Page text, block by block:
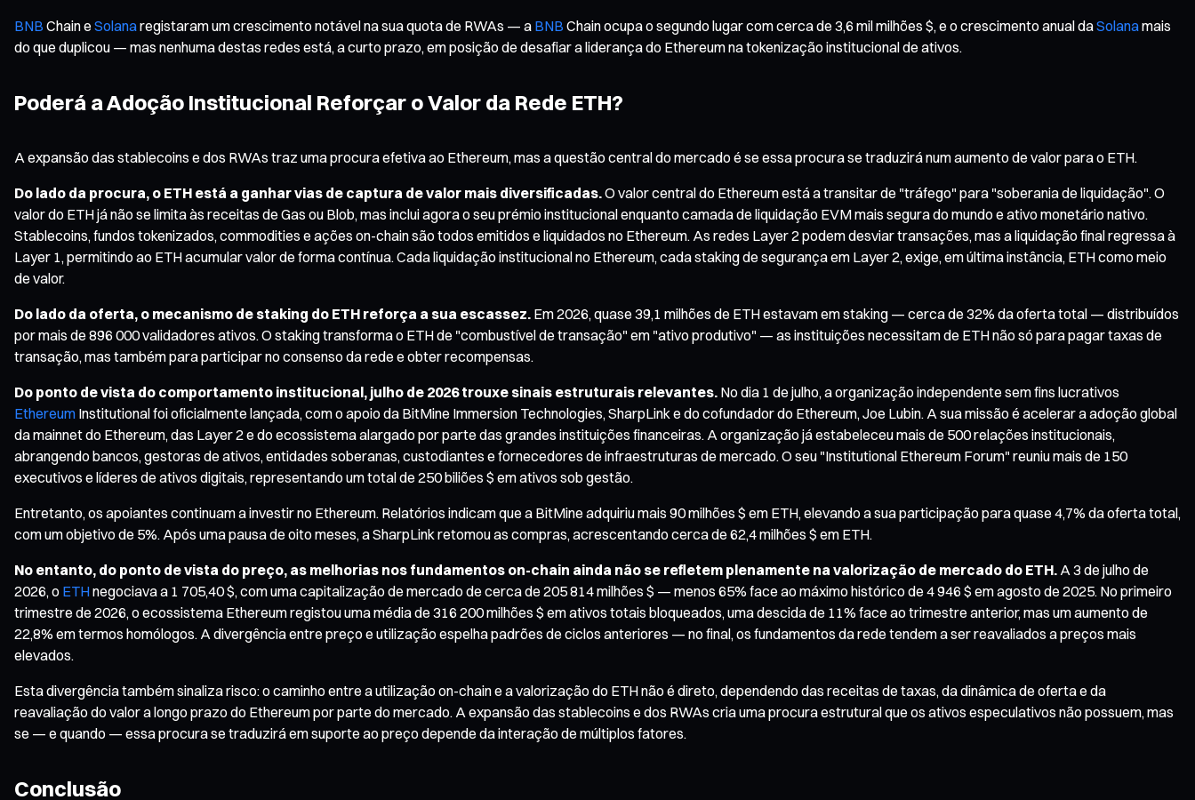
BNB Chain e Solanaregistaram um crescimento notável na sua quota de RWAs — a BNB Chain ocupa o segundo lugar com cerca de 3,6 mil milhões $, e o crescimento anual daSolanamais
do que duplicou — mas nenhuma destas redes está, a curto prazo, em posição de desafiar a liderança do Ethereum na tokenização institucional de ativos.
Poderá a Adoção Institucional Reforçar o Valor da Rede ETH?
A expansão das stablecoins e dos RWAs traz uma procura efetiva ao Ethereum, mas a questão central do mercado é se essa procura se traduzirá num aumento de valor para o ETH.
Do lado da procura, o ETH está a ganhar vias de captura de valor mais diversificadas.O valor central do Ethereum está a transitar de "tráfego" para "soberania de liquidação". O
valor do ETH já não se limita às receitas de Gas ou Blob, mas inclui agora o seu prémio institucional enquanto camada de liquidação EVM mais segura do mundo e ativo monetário nativo.
Stablecoins, fundos tokenizados, commodities e ações on-chain são todos emitidos e liquidados no Ethereum. As redes Layer 2 podem desviar transações, mas a liquidação final regressa à
Layer 1, permitindo ao ETH acumular valor de forma contínua. Cada liquidação institucional no Ethereum, cada staking de segurança em Layer 2, exige, em última instância, ETH como meio
de valor.
Do lado da oferta, o mecanismo de staking do ETH reforça a sua escassez. Em 2026, quase 39,1 milhões de ETH estavam em staking — cerca de 32% da oferta total — distribuídos
por mais de 896 000 validadores ativos. O staking transforma o ETH de "combustível de transação" em "ativo produtivo" — as instituições necessitam de ETH não só para pagar taxas de
transação, mas também para participar no consenso da rede e obter recompensas.
Do ponto de vista do comportamento institucional, julho de 2026 trouxe sinais estruturais relevantes. No dia 1 de julho, a organização independente sem fins lucrativos
Ethereum Institutional foi oficialmente lançada, com o apoio da BitMine Immersion Technologies, SharpLink e do cofundador do Ethereum, Joe Lubin. A sua missão é acelerar a adoção global
da mainnet do Ethereum, das Layer 2 e do ecossistema alargado por parte das grandes instituições financeiras. A organização já estabeleceu mais de 500 relações institucionais,
abrangendo bancos, gestoras de ativos, entidades soberanas, custodiantes e fornecedores de infraestruturas de mercado. O seu "Institutional Ethereum Forum" reuniu mais de 150
executivos e líderes de ativos digitais, representando um total de 250 biliões $ em ativos sob gestão.
Entretanto, os apoiantes continuam a investir no Ethereum. Relatórios indicam que a BitMine adquiriu mais 90 milhões $ em ETH, elevando a sua participação para quase 4,7% da oferta total,
com um objetivo de 5%. Após uma pausa de oito meses, a SharpLink retomou as compras, acrescentando cerca de 62,4 milhões $ em ETH.
No entanto, do ponto de vista do preço, as melhorias nos fundamentos on-chain ainda não se refletem plenamente na valorização de mercado do ETH. A 3 de julho de
2026, o ETHnegociava a 1 705,40 $, com uma capitalização de mercado de cerca de 205 814 milhões $ — menos 65% face ao máximo histórico de 4 946 $ em agosto de 2025. No primeiro
trimestre de 2026, o ecossistema Ethereum registou uma média de 316 200 milhões $ em ativos totais bloqueados, uma descida de 11% face ao trimestre anterior, mas um aumento de
22,8% em termos homólogos. A divergência entre preço e utilização espelha padrões de ciclos anteriores — no final, os fundamentos da rede tendem a ser reavaliados a preços mais
elevados.
Esta divergência também sinaliza risco: o caminho entre a utilização on-chain e a valorização do ETH não é direto, dependendo das receitas de taxas, da dinâmica de oferta e da
reavaliação do valor a longo prazo do Ethereum por parte do mercado. A expansão das stablecoins e dos RWAs cria uma procura estrutural que os ativos especulativos não possuem, mas
se — e quando — essa procura se traduzirá em suporte ao preço depende da interação de múltiplos fatores.
Conclusão